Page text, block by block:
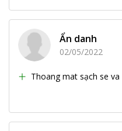
Ẩn danh
02/05/2022
Thoang mat sạch se